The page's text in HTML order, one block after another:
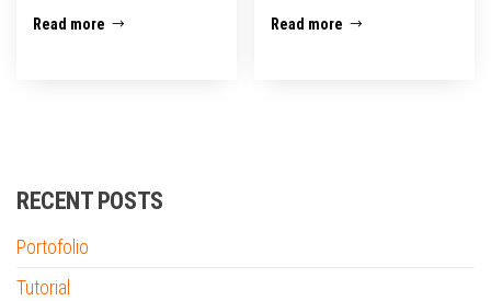
Read more Read more
RECENT POSTS
Portofolio
Tutorial